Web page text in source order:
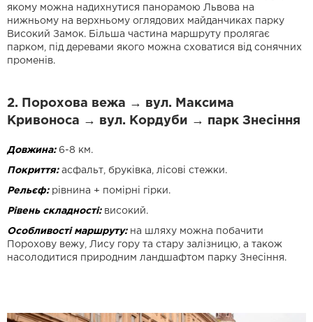
якому можна надихнутися панорамою Львова на
нижньому на верхньому оглядових майданчиках парку
Високий Замок. Більша частина маршруту пролягає
парком, під деревами якого можна сховатися від сонячних
променів.
2. Порохова вежа → вул. Максима
Кривоноса → вул. Кордуби → парк Знесіння
Довжина:6-8 км.
Покриття: асфальт, бруківка, лісові стежки.
Рельєф:рівнина + помірні гірки.
Рівень складності: високий.
Особливості маршруту: на шляху можна побачити
Порохову вежу, Лису гору та стару залізницю, а також
насолодитися природним ландшафтом парку Знесіння.